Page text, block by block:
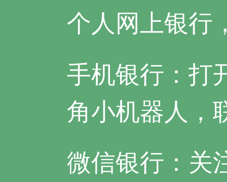
个人网上银行
手机银行：打
角小机器人，
微信银行：关